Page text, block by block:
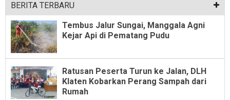
BERITA TERBARU
Tembus Jalur Sungai, Manggala Agni
Kejar Api di Pematang Pudu
Ratusan Peserta Turun ke Jalan, DLH
Klaten Kobarkan Perang Sampah dari
Rumah